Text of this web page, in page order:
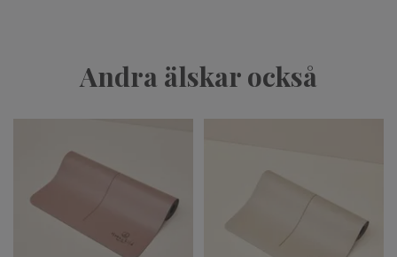
Andra älskar också